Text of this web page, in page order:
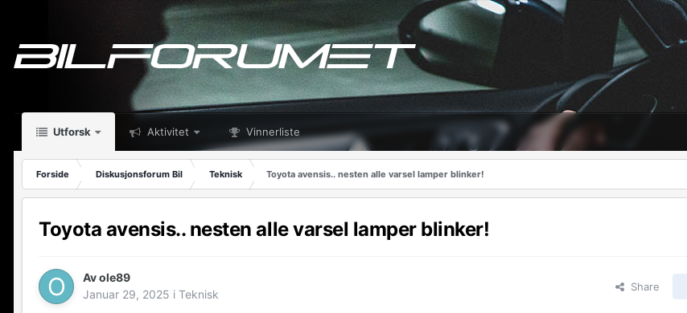
Utforsk Aktivitet Vinnerliste
Forside Diskusjonsforum Bil Teknisk
Toyota avensis.. nesten alle varsel lamper blinker!
Toyota avensis.. nesten alle varsel lamper blinker!
Avole89
Januar 29, 2025 i Teknisk
Share